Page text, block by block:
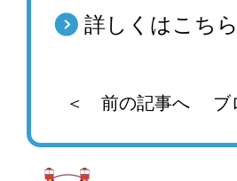
詳しくはこちら
＜ 前の記事へ ブ